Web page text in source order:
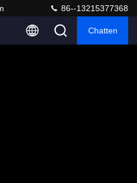
86--13215377368
Chatten